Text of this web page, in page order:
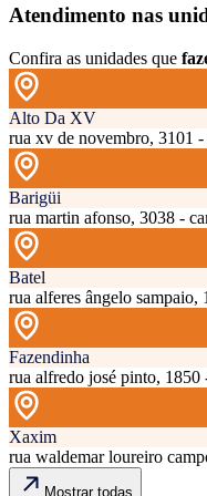
Atendimento nas
Confira as unidades que
Alto Da XV
rua xv de novembro, 3101
Barigüi
rua martin afonso, 3038 -
Batel
rua alferes ângelo sampaio,
Fazendinha
rua alfredo josé pinto, 1850
Xaxim
rua waldemar loureiro
Mostrar todas